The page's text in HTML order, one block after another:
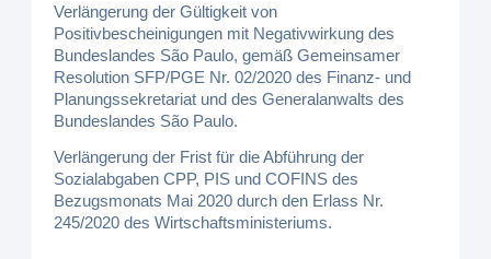
Verlängerung der Gültigkeit von
Positivbescheinigungen mit Negativwirkung des
Bundeslandes São Paulo, gemäß Gemeinsamer
Resolution SFP/PGE Nr. 02/2020 des Finanz- und
Planungssekretariat und des Generalanwalts des
Bundeslandes São Paulo.
Verlängerung der Frist für die Abführung der
Sozialabgaben CPP, PIS und COFINS des
Bezugsmonats Mai 2020 durch den Erlass Nr.
245/2020 des Wirtschaftsministeriums.